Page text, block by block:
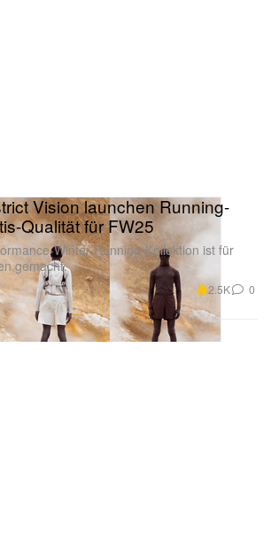
Vision launchen Running-
Qualität für FW25
Winter-Running-Kollektion ist für
gemacht.
2.5K 0